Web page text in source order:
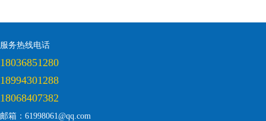
服务热线电话
18036851280
18994301288
18068407382
邮箱：61998061@qq.com